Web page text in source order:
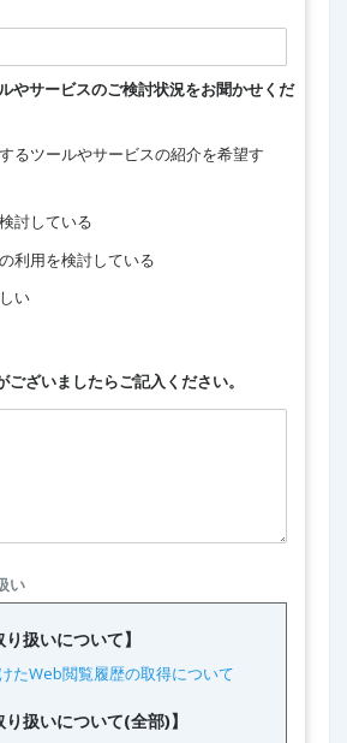
やサービスのご検討状況をお聞かせくだ
るツールやサービスの紹介を希望す
討している
利用を検討している
い
ざいましたらご記入ください。
い